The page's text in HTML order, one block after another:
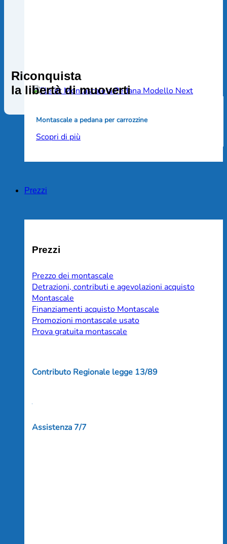
Montascale a pedana per carrozzine
Scopri di più
Prezzi
Prezzi
Prezzo dei montascale
Detrazioni, contributi e agevolazioni acquisto
Montascale
Finanziamenti acquisto Montascale
Promozioni montascale usato
Prova gratuita montascale
Contributo Regionale legge 13/89
Assistenza 7/7
Riconquista
la libertà di muoverti